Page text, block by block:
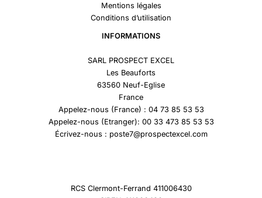
Mentions légales
Conditions d’utilisation
INFORMATIONS
SARL PROSPECT EXCEL
Les Beauforts
63560 Neuf-Eglise
France
Appelez-nous (France) : 04 73 85 53 53
Appelez-nous (Etranger): 00 33 473 85 53 53
Écrivez-nous : poste7@prospectexcel.com
RCS Clermont-Ferrand 411006430